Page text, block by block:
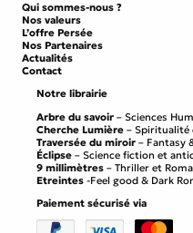
Qui sommes-nous ?
Nos valeurs
L’offre Persée
Nos Partenaires
Actualités
Contact
Notre librairie
Arbre du savoir – Sciences
Cherche Lumière – Spiritualité
Traversée du miroir – Fantasy
Éclipse – Science fiction et
9 millimètres – Thriller et
Etreintes -Feel good & Dark
Paiement sécurisé via